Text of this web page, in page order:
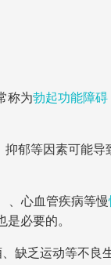
称为勃起功能障碍
、抑郁等因素可能导
、心血管疾病等慢
必要的。
缺乏运动等不